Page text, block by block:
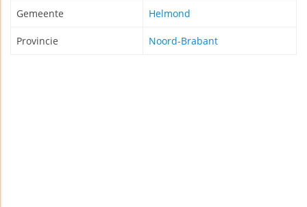
Gemeente Helmond
Provincie Noord-Brabant